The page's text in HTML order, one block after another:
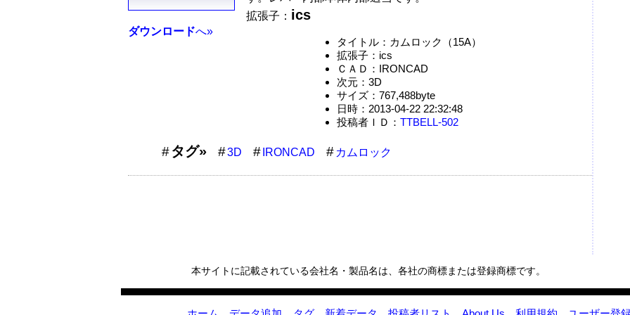
ダウンロードへ»
拡張子： ics
タイトル：カムロック（15A）
拡張子：ics
ＣＡＤ：IRONCAD
次元：3D
サイズ：767,488byte
日時：2013-04-22 22:32:48
投稿者ＩＤ： TTBELL-502
タグ» 3D IRONCAD カムロック
本サイトに記載されている会社名・製品名は、各社の商標または登録商標です。